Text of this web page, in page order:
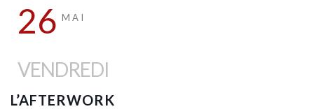
26 MAI
VENDREDI
L’AFTERWORK